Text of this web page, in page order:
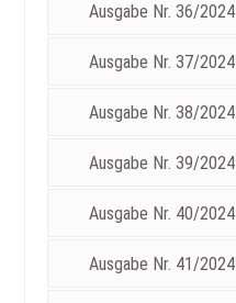
Ausgabe Nr. 36/2024
Ausgabe Nr. 37/2024
Ausgabe Nr. 38/2024
Ausgabe Nr. 39/2024
Ausgabe Nr. 40/2024
Ausgabe Nr. 41/2024